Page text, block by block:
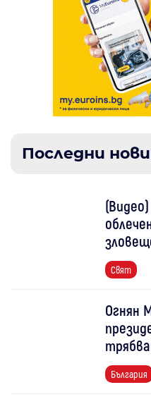
Последни
Свят
Огнян
България